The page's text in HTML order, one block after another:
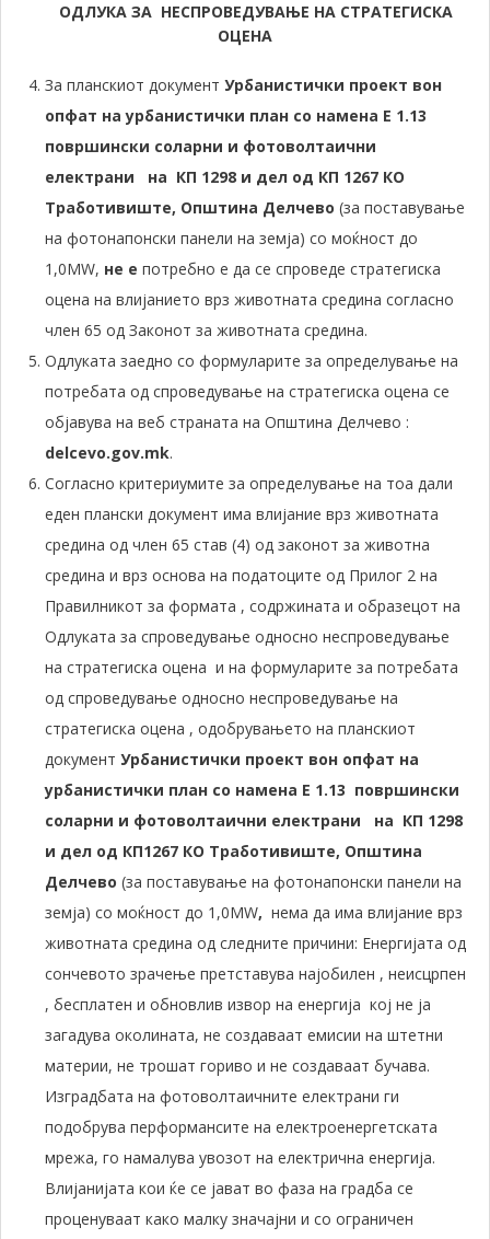
ОДЛУКА ЗА НЕСПРОВЕДУВАЊЕ НА СТРАТЕГИСКА
ОЦЕНА
За планскиот документ Урбанистички проект вон
опфат на урбанистички план со намена Е 1.13
површински соларни и фотоволтаични
електрани на КП 1298 и дел од КП 1267 КО
Тработивиште, Општина Делчево (за поставување
на фотонапонски панели на земја) со моќност до
1,0MW, не е потребно е да се спроведе стратегиска
оцена на влијанието врз животната средина согласно
член 65 од Законот за животната средина.
Одлуката заедно со формуларите за определување на
потребата од спроведување на стратегиска оцена се
објавува на веб страната на Општина Делчево :
delcevo.gov.mk.
Согласно критериумите за определување на тоа дали
еден плански документ има влијание врз животната
средина од член 65 став (4) од законот за животна
средина и врз основа на податоците од Прилог 2 на
Правилникот за формата , содржината и образецот на
Одлуката за спроведување односно неспроведување
на стратегиска оцена и на формуларите за потребата
од спроведување односно неспроведување на
стратегиска оцена , одобрувањето на планскиот
документ Урбанистички проект вон опфат на
урбанистички план со намена Е 1.13 површински
соларни и фотоволтаични електрани на КП 1298
и дел од КП1267 КО Тработивиште, Општина
Делчево (за поставување на фотонапонски панели на
земја) со моќност до 1,0MW, нема да има влијание врз
животната средина од следните причини: Енергијата од
сончевото зрачење претставува најобилен , неисцрпен
, бесплатен и обновлив извор на енергија кој не ја
загадува околината, не создаваат емисии на штетни
материи, не трошат гориво и не создаваат бучава.
Изградбата на фотоволтаичните електрани ги
подобрува перформансите на електроенергетската
мрежа, го намалува увозот на електрична енергија.
Влијанијата кои ќе се јават во фаза на градба се
проценуваат како малку значајни и со ограничен